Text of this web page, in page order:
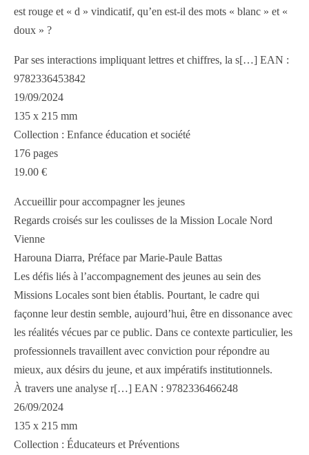
est rouge et « d » vindicatif, qu’en est-il des mots « blanc » et «
doux » ?
Par ses interactions impliquant lettres et chiffres, la s[…] EAN :
9782336453842
19/09/2024
135 x 215 mm
Collection : Enfance éducation et société
176 pages
19.00 €
Accueillir pour accompagner les jeunes
Regards croisés sur les coulisses de la Mission Locale Nord
Vienne
Harouna Diarra, Préface par Marie-Paule Battas
Les défis liés à l’accompagnement des jeunes au sein des
Missions Locales sont bien établis. Pourtant, le cadre qui
façonne leur destin semble, aujourd’hui, être en dissonance avec
les réalités vécues par ce public. Dans ce contexte particulier, les
professionnels travaillent avec conviction pour répondre au
mieux, aux désirs du jeune, et aux impératifs institutionnels.
À travers une analyse r[…] EAN : 9782336466248
26/09/2024
135 x 215 mm
Collection : Éducateurs et Préventions